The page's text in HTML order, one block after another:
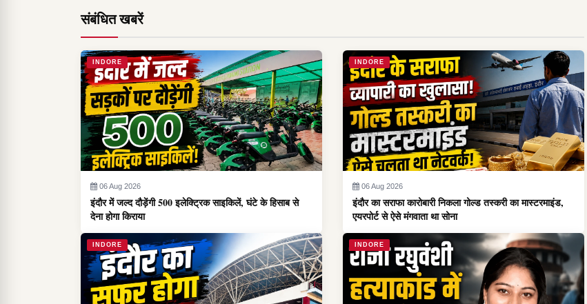
संबंधित खबरें
INDORE
06 Aug 2026
इंदौर में जल्द दौड़ेंगी 500 इलेक्ट्रिक साइकिलें, घंटे के हिसाब से
देना होगा किराया
INDORE
06 Aug 2026
इंदौर का सराफा कारोबारी निकला गोल्ड तस्करी का मास्टरमाइंड,
एयरपोर्ट से ऐसे मंगवाता था सोना
INDORE INDORE